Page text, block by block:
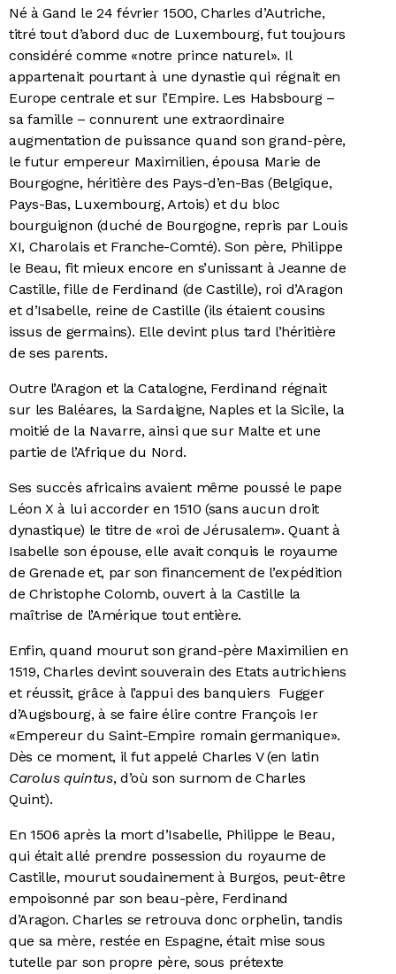
Né à Gand le 24 février 1500, Charles d’Autriche,
titré tout d’abord duc de Luxembourg, fut toujours
considéré comme «notre prince naturel». Il
appartenait pourtant à une dynastie qui régnait en
Europe centrale et sur l’Empire. Les Habsbourg –
sa famille – connurent une extraordinaire
augmentation de puissance quand son grand-père,
le futur empereur Maximilien, épousa Marie de
Bourgogne, héritière des Pays-d’en-Bas (Belgique,
Pays-Bas, Luxembourg, Artois) et du bloc
bourguignon (duché de Bourgogne, repris par Louis
XI, Charolais et Franche-Comté). Son père, Philippe
le Beau, fit mieux encore en s’unissant à Jeanne de
Castille, fille de Ferdinand (de Castille), roi d’Aragon
et d’Isabelle, reine de Castille (ils étaient cousins
issus de germains). Elle devint plus tard l’héritière
de ses parents.
Outre l’Aragon et la Catalogne, Ferdinand régnait
sur les Baléares, la Sardaigne, Naples et la Sicile, la
moitié de la Navarre, ainsi que sur Malte et une
partie de l’Afrique du Nord.
Ses succès africains avaient même poussé le pape
Léon X à lui accorder en 1510 (sans aucun droit
dynastique) le titre de «roi de Jérusalem». Quant à
Isabelle son épouse, elle avait conquis le royaume
de Grenade et, par son financement de l’expédition
de Christophe Colomb, ouvert à la Castille la
maîtrise de l’Amérique tout entière.
Enfin, quand mourut son grand-père Maximilien en
1519, Charles devint souverain des Etats autrichiens
et réussit, grâce à l’appui des banquiers Fugger
d’Augsbourg, à se faire élire contre François Ier
«Empereur du Saint-Empire romain germanique».
Dès ce moment, il fut appelé Charles V (en latin
Carolus quintus, d’où son surnom de Charles
Quint).
En 1506 après la mort d’Isabelle, Philippe le Beau,
qui était allé prendre possession du royaume de
Castille, mourut soudainement à Burgos, peut-être
empoisonné par son beau-père, Ferdinand
d’Aragon. Charles se retrouva donc orphelin, tandis
que sa mère, restée en Espagne, était mise sous
tutelle par son propre père, sous prétexte